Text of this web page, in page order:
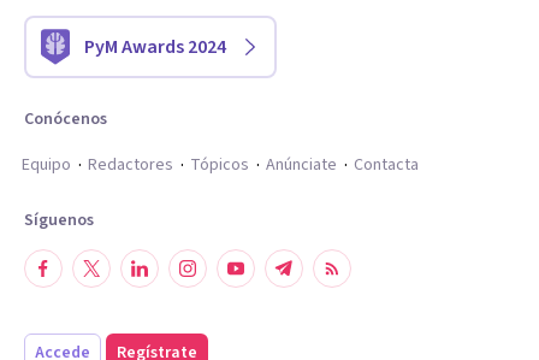
PyM Awards 2024
Conócenos
Equipo
Redactores Tópicos Anúnciate Contacta
Síguenos
Accede Regístrate